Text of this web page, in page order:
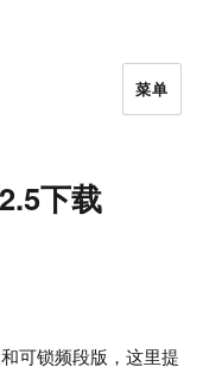
菜单
下载
可锁频段版，这里提